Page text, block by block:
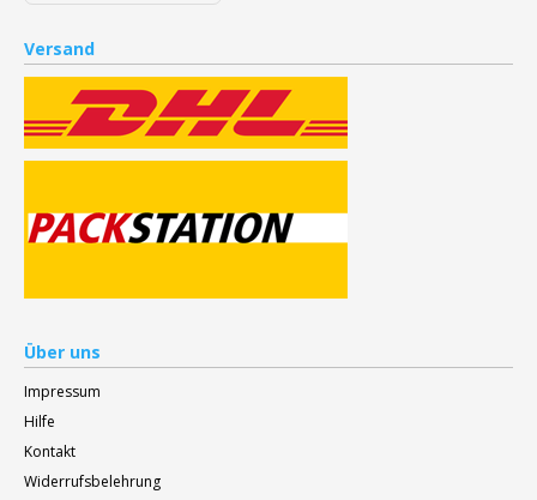
Versand
Über uns
Impressum
Hilfe
Kontakt
Widerrufsbelehrung